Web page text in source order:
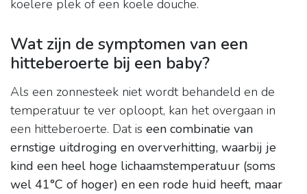
koelere plek of een koele douche.
Wat zijn de symptomen van een
hitteberoerte bij een baby?
Als een zonnesteek niet wordt behandeld en de
temperatuur te ver oploopt, kan het overgaan in
een hitteberoerte. Dat is een combinatie van
ernstige uitdroging en oververhitting, waarbij je
kind een heel hoge lichaamstemperatuur (soms
wel 41°C of hoger) en een rode huid heeft, maar